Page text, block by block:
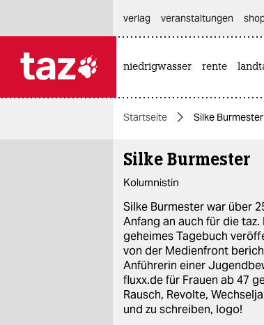
themen
politik
öko
gesellschaft
kultur
sport
berlin
verlag
veranstaltungen
niedrigwasser rente
Startseite Silke Burmester
Silke Burmester
Kolumnistin
Silke Burmester war über
Anfang an auch für die
geheimes Tagebuch
von der Medienfront
Anführerin einer
fluxx.de für Frauen ab 47
Rausch, Revolte,
und zu schreiben, logo!